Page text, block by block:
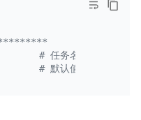
*********
# 任务名称，需要全局
# 默认值为 "" 即无需